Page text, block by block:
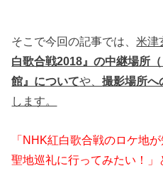
そこで今回の記事では、米津
白歌合戦2018』の中継場所
館』についてや、撮影場所へ
します。
「NHK紅白歌合戦のロケ地
聖地巡礼に行ってみたい！